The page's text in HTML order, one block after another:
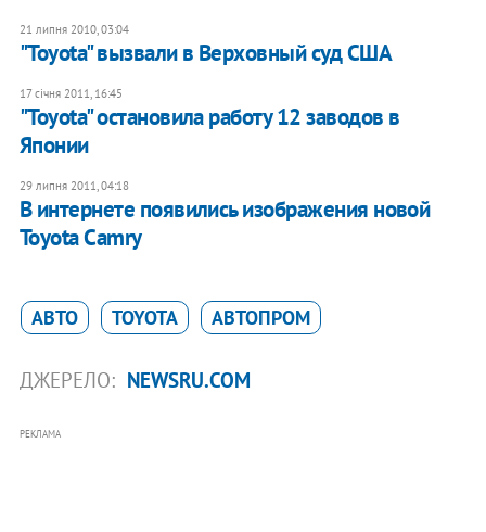
21 липня 2010, 03:04
"Toyota" вызвали в Верховный суд США
17 січня 2011, 16:45
"Toyota" остановила работу 12 заводов в
Японии
29 липня 2011, 04:18
В интернете появились изображения новой
Toyota Camry
АВТО TOYOTA АВТОПРОМ
ДЖЕРЕЛО: NEWSRU.COM
РЕКЛАМА